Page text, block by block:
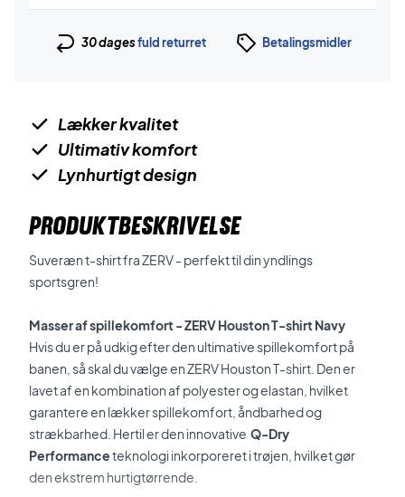
30 dagesfuld returret Betalingsmidler
Lækker kvalitet
Ultimativ komfort
Lynhurtigt design
PRODUKTBESKRIVELSE
Suveræn t-shirt fra ZERV - perfekt til din yndlings
sportsgren!
Masser af spillekomfort - ZERV Houston T-shirt Navy
Hvis du er på udkig efter den ultimative spillekomfort på
banen, så skal du vælge en ZERV Houston T-shirt. Den er
lavet af en kombination af polyester og elastan, hvilket
garantere en lækker spillekomfort, åndbarhed og
strækbarhed. Hertil er den innovative Q-Dry
Performanceteknologi inkorporeret i trøjen, hvilket gør
den ekstrem hurtigtørrende.